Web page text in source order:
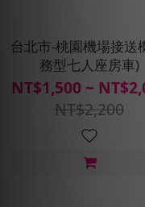
台北市-桃園機場接送
務型七人座房車)
NT$1,500 ~
NT$2,200